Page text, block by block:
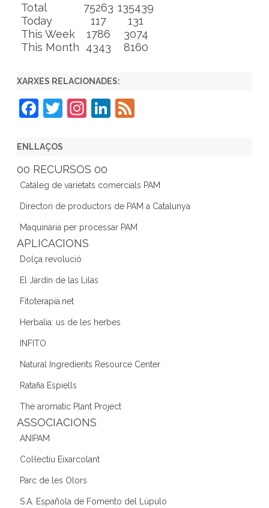
Total 75263 135439
Today
117
131
This Week
1786
3074
This Month
4343 8160
XARXES RELACIONADES:
F
c
e
b
o
o
k
T
er
In
gr
a
m
Li
dI
n
ENLLAÇOS
00 RECURSOS 00
Catàleg de varietats comercials PAM
Directori de productors de PAM a Catalunya
Maquinària per processar PAM
APLICACIONS
Dolça revolució
El Jardín de las Lilas
Fitoterapia.net
Herbalia: us de les herbes
INFITO
Natural Ingredients Resource Center
Ratafia Espiells
The aromatic Plant Project
ASSOCIACIONS
ANIPAM
Col·lectiu Eixarcolant
Parc de les Olors
S.A. Española de Fomento del Lúpulo